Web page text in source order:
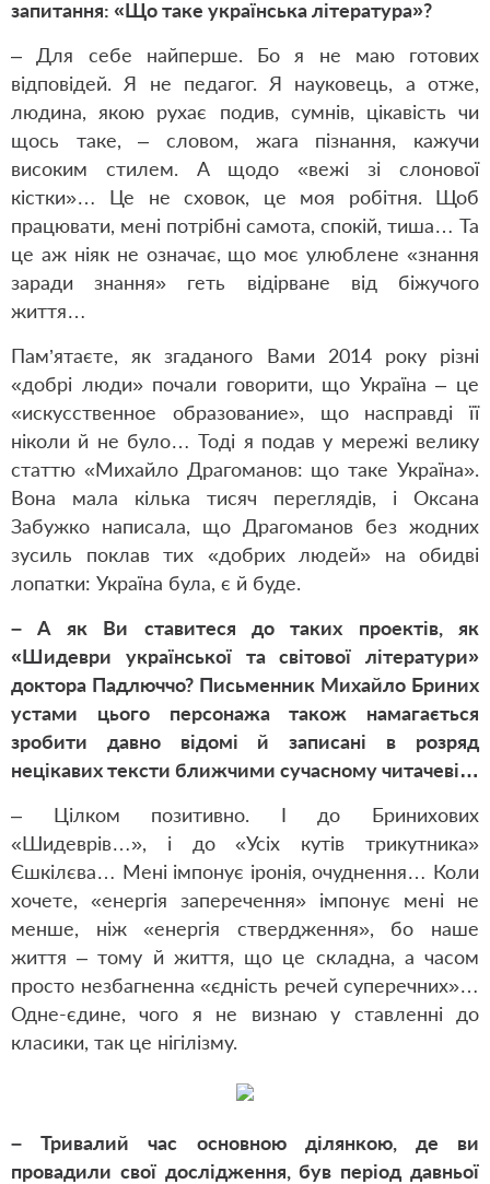
запитання: «Що таке українська література»?
– Для себе найперше. Бо я не маю готових
відповідей. Я не педагог. Я науковець, а отже,
людина, якою рухає подив, сумнів, цікавість чи
щось таке, – словом, жага пізнання, кажучи
високим стилем. А щодо «вежі зі слонової
кістки»… Це не сховок, це моя робітня. Щоб
працювати, мені потрібні самота, спокій, тиша… Та
це аж ніяк не означає, що моє улюблене «знання
заради знання» геть відірване від біжучого
життя…
Пам’ятаєте, як згаданого Вами 2014 року різні
«добрі люди» почали говорити, що Україна – це
«искусственное образование», що насправді її
ніколи й не було… Тоді я подав у мережі велику
статтю «Михайло Драгоманов: що таке Україна».
Вона мала кілька тисяч переглядів, і Оксана
Забужко написала, що Драгоманов без жодних
зусиль поклав тих «добрих людей» на обидві
лопатки: Україна була, є й буде.
– А як Ви ставитеся до таких проектів, як
«Шидеври української та світової літератури»
доктора Падлюччо? Письменник Михайло Бриних
устами цього персонажа також намагається
зробити давно відомі й записані в розряд
нецікавих тексти ближчими сучасному читачеві…
– Цілком позитивно. І до Бринихових
«Шидеврів…», і до «Усіх кутів трикутника»
Єшкілєва… Мені імпонує іронія, очуднення… Коли
хочете, «енергія заперечення» імпонує мені не
менше, ніж «енергія ствердження», бо наше
життя – тому й життя, що це складна, а часом
просто незбагненна «єдність речей суперечних»…
Одне-єдине, чого я не визнаю у ставленні до
класики, так це нігілізму.
– Тривалий час основною ділянкою, де ви
провадили свої дослідження, був період давньої